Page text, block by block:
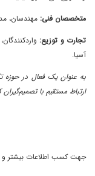
متخصصان فنی: مهندسان،
تجارت و توزیع:
آسیا.
به عنوان یک فعال در حوزه
ارتباط مستقیم با
جهت کسب اطلاعات بیشتر